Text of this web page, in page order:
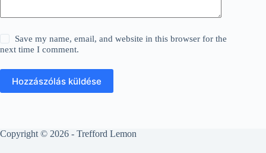
Save my name, email, and website in this browser for the
next time I comment.
Hozzászólás küldése
Copyright © 2026 - Trefford Lemon